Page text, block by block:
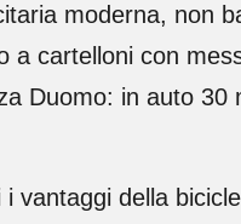
moderna, non
a cartelloni con
Duomo: in auto 30
vantaggi della